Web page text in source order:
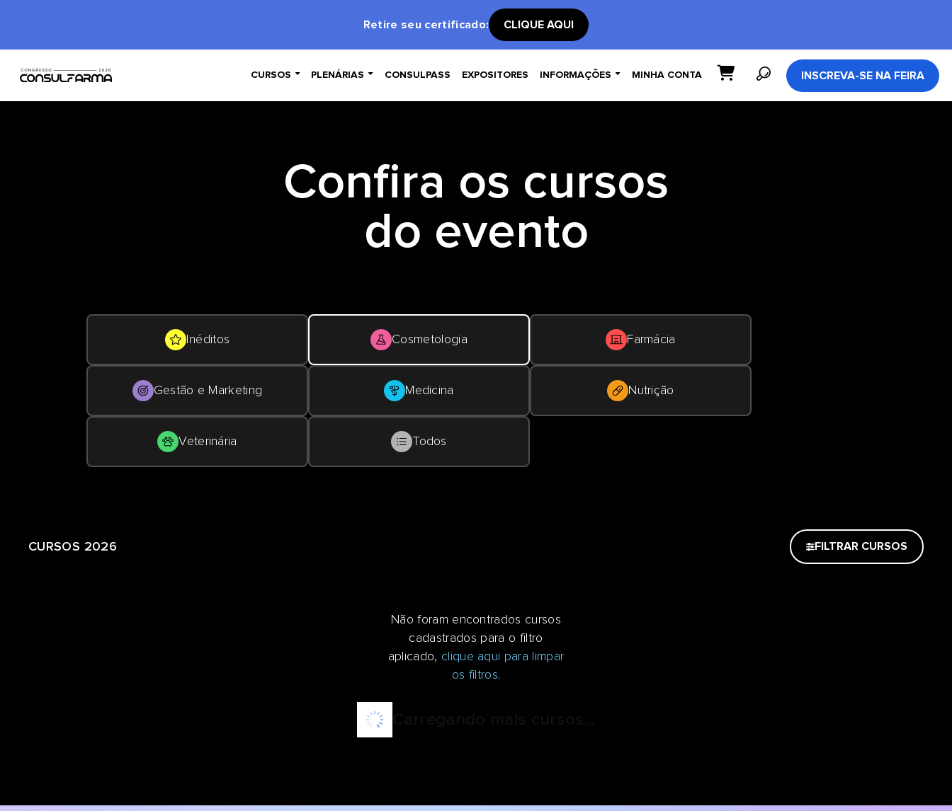
Retire seu certificado: CLIQUE AQUI
CURSOS  PLENÁRIAS  CONSULPASS EXPOSITORES INFORMAÇÕES  MINHA CONTA INSCREVA-SE NA FEIRA
Confira os cursos
do evento
Inéditos Cosmetologia Farmácia
Gestão e Marketing Medicina Nutrição
Veterinária Todos
CURSOS 2026 FILTRAR CURSOS
Não foram encontrados cursos
cadastrados para o filtro
aplicado, clique aqui para limpar
os filtros.